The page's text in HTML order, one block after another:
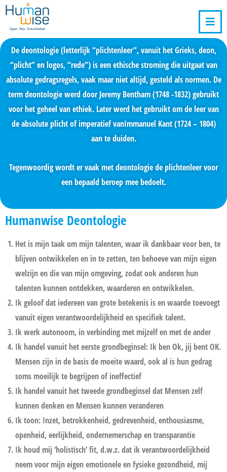
De deontologie (letterlijk “plichtenleer”, vanuit het Grieks, deon,
“plicht” en logos, “rede”) is een ethische stroming die uitgaat van
absolute gedragsregels, vaak maar niet altijd, gesteld als normen. De
term deontologie werd door Jeremy Bentham (1748 -1832) gebruikt
voor het geheel van ethiek. Later werd het gebruikt om de leer van
de absolute plicht of imperatief vanImmanuel Kant (1724 – 1804)
aan te duiden.
Tegenwoordig wordt er vaak met deontologie de plichtenleer voor
een bepaald beroep mee bedoelt.
Humanwise Deontologie
Het is mijn taak om mijn talenten, waar ik dankbaar voor ben, te
blijven ontwikkelen en in te zetten, ten behoeve van mijn eigen
welzijn en die van mijn omgeving, zodat ook anderen hun
talenten kunnen ontdekken, waarderen en ontwikkelen.
Ik geloof dat iedereen van grote betekenis is en waarde toevoegt
vanuit eigen verantwoordelijkheid en specifiek talent.
Ik werk autonoom, in verbinding met mijzelf en met de ander
Ik handel vanuit het eerste grondbeginsel: Ik ben Ok, jij bent OK.
Mensen zijn in de basis de moeite waard, ook al is hun gedrag
soms moeilijk te begrijpen of ineffectief
Ik handel vanuit het tweede grondbeginsel dat Mensen zelf
kunnen denken en Mensen kunnen veranderen
Ik toon: Inzet, betrokkenheid, gedrevenheid, enthousiasme,
openheid, eerlijkheid, ondernemerschap en transparantie
Ik houd mij ‘holistisch’ fit, d.w.z. dat ik verantwoordelijkheid
neem voor mijn eigen emotionele en fysieke gezondheid, mij